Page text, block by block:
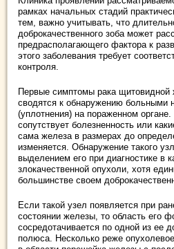
рамках начальных стадий
тем, важно учитывать, что
доброкачественного зоба может
предрасполагающего фактора к
этого заболевания требует
контроля.
Первые симптомы рака щитовидной
сводятся к обнаружению больными
(уплотнения) на пораженном
сопутствует болезненность или
сама железа в размерах до
изменяется. Обнаружение такого
выделением его при диагностике в
злокачественной опухоли, хотя
большинстве своем
Если такой узел появляется при
состоянии железы, то область его
сосредотачивается по одной из ее
полюса. Несколько реже